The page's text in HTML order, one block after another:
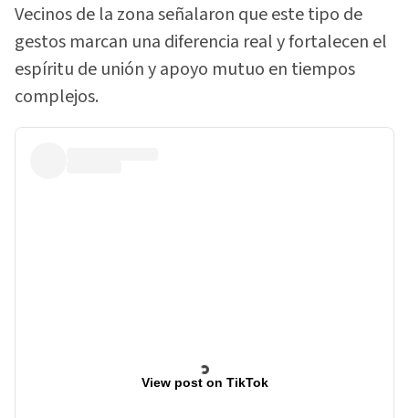
Vecinos de la zona señalaron que este tipo de
gestos marcan una diferencia real y fortalecen el
espíritu de unión y apoyo mutuo en tiempos
complejos.
View post on TikTok